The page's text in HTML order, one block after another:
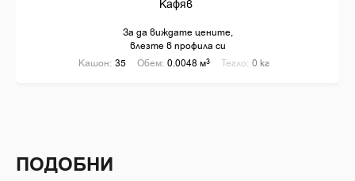
Кафяв
За да виждате цените,
влезте в профила си
Кашон: 35 Обем: 0.0048 м3 Тегло: 0 кг
ПОДОБНИ